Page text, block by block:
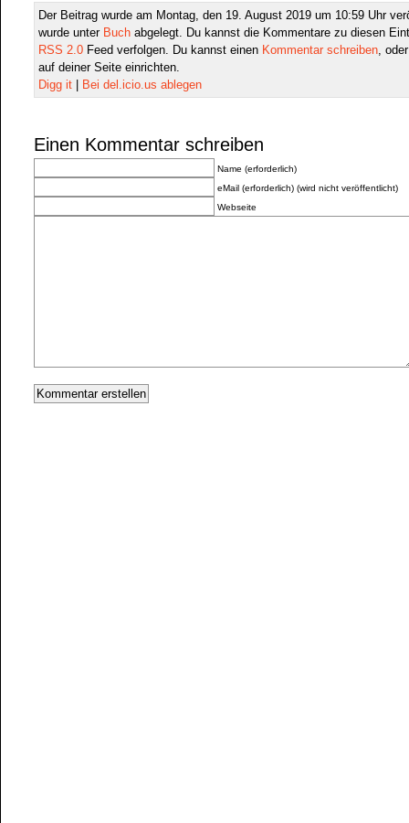
Der Beitrag wurde am Montag, den 19. August 2019 um 10:59 Uhr
wurde unter Buch abgelegt. Du kannst die Kommentare zu diesen
RSS 2.0 Feed verfolgen. Du kannst einen Kommentar schreiben,
auf deiner Seite einrichten.
Digg it
Bei del.icio.us ablegen
Einen Kommentar schreiben
Name (erforderlich)
eMail (erforderlich) (wird nicht veröffentlicht)
Webseite